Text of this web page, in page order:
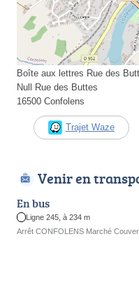
Boîte aux lettres Rue des
Null Rue des Buttes
16500 Confolens
Trajet Waze
Venir en
En bus
Ligne 245, à 234 m
Arrêt CONFOLENS Marché